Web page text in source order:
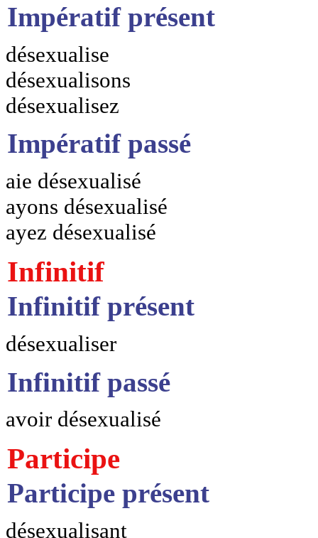
Impératif présent
désexualise
désexualisons
désexualisez
Impératif passé
aie désexualisé
ayons désexualisé
ayez désexualisé
Infinitif
Infinitif présent
désexualiser
Infinitif passé
avoir désexualisé
Participe
Participe présent
désexualisant